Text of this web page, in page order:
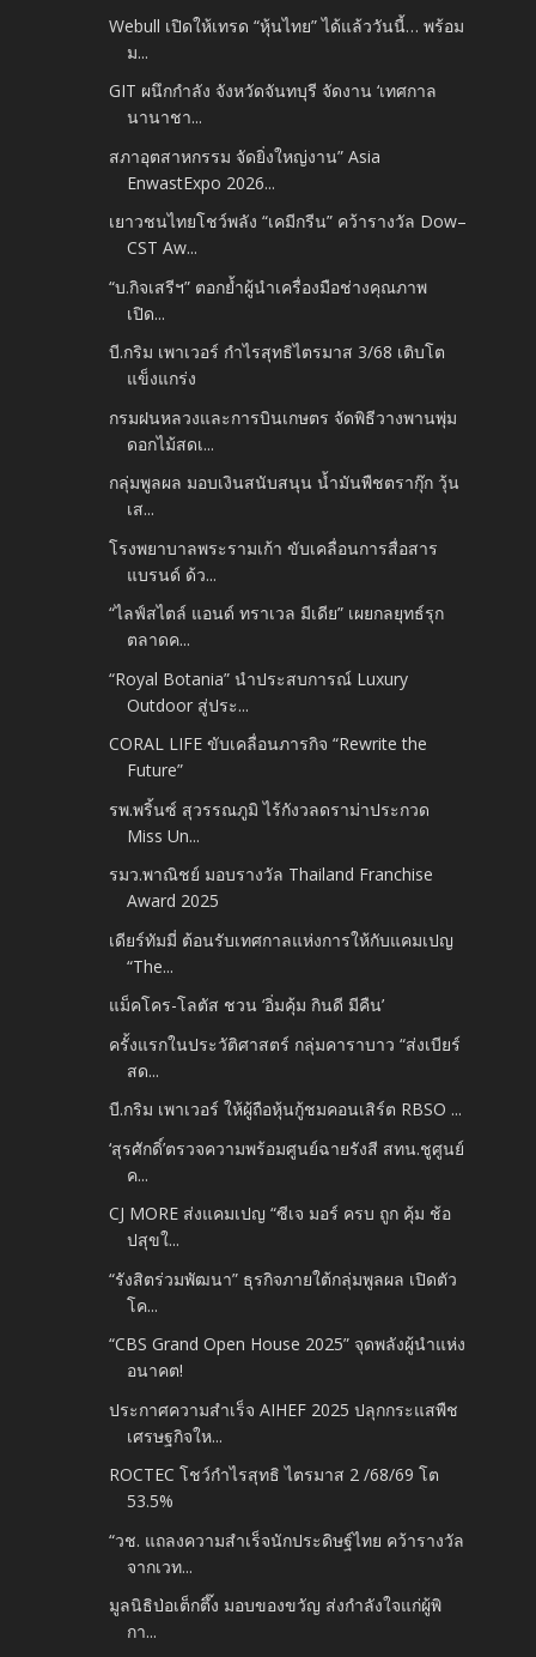
Webull เปิดให้เทรด “หุ้นไทย” ได้แล้ววันนี้… พร้อม
ม...
GIT ผนึกกำลัง จังหวัดจันทบุรี จัดงาน ‘เทศกาล
นานาชา...
สภาอุตสาหกรรม จัดยิ่งใหญ่งาน” Asia
EnwastExpo 2026...
เยาวชนไทยโชว์พลัง “เคมีกรีน” คว้ารางวัล Dow–
CST Aw...
“บ.กิจเสรีฯ” ตอกย้ำผู้นำเครื่องมือช่างคุณภาพ​
เปิด...
บี.กริม เพาเวอร์ กำไรสุทธิไตรมาส 3/68 เติบโต
แข็งแกร่ง
กรมฝนหลวงและการบินเกษตร จัดพิธีวางพานพุ่ม
ดอกไม้สดเ...
กลุ่มพูลผล มอบเงินสนับสนุน น้ำมันพืชตรากุ๊ก วุ้น
เส...
โรงพยาบาลพระรามเก้า ขับเคลื่อนการสื่อสาร
แบรนด์ ด้ว...
“ไลฟ์สไตล์ แอนด์ ทราเวล มีเดีย” เผยกลยุทธ์รุก
ตลาดค...
“Royal Botania” นำประสบการณ์ Luxury
Outdoor สู่ประ...
CORAL LIFE ขับเคลื่อนภารกิจ “Rewrite the
Future”
รพ.พริ้นซ์ สุวรรณภูมิ ไร้กังวลดราม่าประกวด
Miss Un...
รมว.พาณิชย์ มอบรางวัล Thailand Franchise
Award 2025
เดียร์ทัมมี่ ต้อนรับเทศกาลแห่งการให้กับแคมเปญ
“The...
แม็คโคร-โลตัส ชวน ‘อิ่มคุ้ม กินดี มีคืน’
ครั้งแรกในประวัติศาสตร์ กลุ่มคาราบาว “ส่งเบียร์
สด...
บี.กริม เพาเวอร์ ให้ผู้ถือหุ้นกู้ชมคอนเสิร์ต RBSO ...
‘สุรศักดิ์’ตรวจความพร้อมศูนย์ฉายรังสี สทน.ชูศูนย์
ค...
CJ MORE ส่งแคมเปญ “ซีเจ มอร์ ครบ ถูก คุ้ม ช้อ
ปสุขใ...
“รังสิตร่วมพัฒนา” ธุรกิจภายใต้กลุ่มพูลผล เปิดตัว
โค...
“CBS Grand Open House 2025” จุดพลังผู้นำแห่ง
อนาคต!
ประกาศความสำเร็จ AIHEF 2025 ปลุกกระแสพืช
เศรษฐกิจให...
ROCTEC โชว์กำไรสุทธิ ไตรมาส 2​ /68/69 โต
53.5%
“วช. แถลงความสำเร็จนักประดิษฐ์ไทย คว้ารางวัล
จากเวท...
มูลนิธิป่อเต็กตึ๊ง มอบของขวัญ ส่งกำลังใจแก่ผู้พิ
กา...